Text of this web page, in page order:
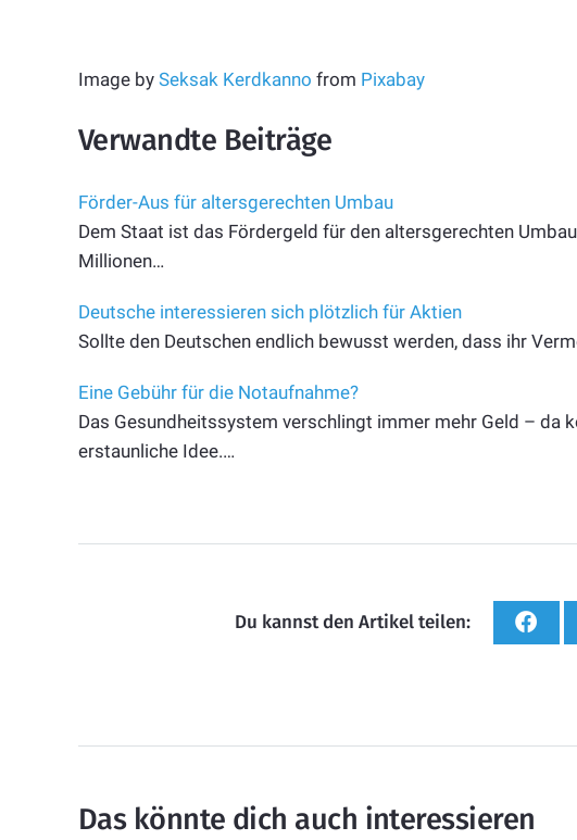
Image by Seksak Kerdkanno from Pixabay
Verwandte Beiträge
Förder-Aus für altersgerechten Umbau
Dem Staat ist das Fördergeld für den altersgerechten
Millionen…
Deutsche interessieren sich plötzlich für Aktien
Sollte den Deutschen endlich bewusst werden, dass ihr
Eine Gebühr für die Notaufnahme?
Das Gesundheitssystem verschlingt immer mehr Geld – da
erstaunliche Idee.…
Du kannst den Artikel teilen:
Das könnte dich auch interessieren